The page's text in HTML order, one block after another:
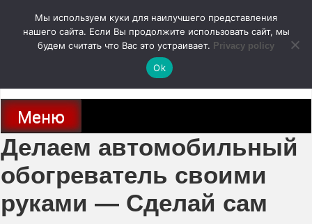
содержимому
autodoc24.ru
Новости про современные автомобили и не только, новинки зарубежного
и отечественного автопрома
Меню
Делаем автомобильный
обогреватель своими
руками — Сделай сам
Мы используем куки для наилучшего представления
нашего сайта. Если Вы продолжите использовать сайт, мы
будем считать что Вас это устраивает. Privacy policy
Ok